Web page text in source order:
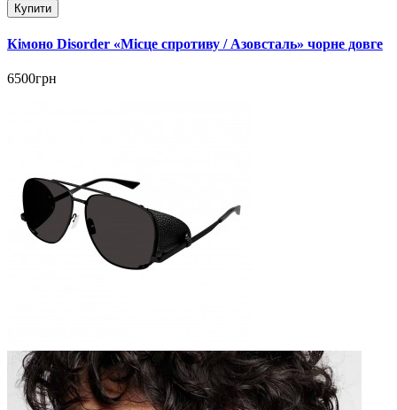
Купити
Кімоно Disorder «Місце спротиву / Азовсталь» чорне довге
6500грн